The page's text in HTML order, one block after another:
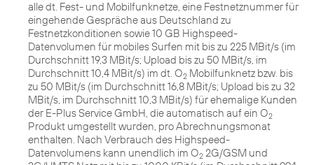
alle dt. Fest- und Mobilfunknetze, eine Festnetznummer für
eingehende Gespräche aus Deutschland zu
Festnetzkonditionen sowie 10 GB Highspeed-
Datenvolumen für mobiles Surfen mit bis zu 225 MBit/s (im
Durchschnitt 19,3 MBit/s; Upload bis zu 50 MBit/s, im
Durchschnitt 10,4 MBit/s) im dt. O2 Mobilfunknetz bzw. bis
zu 50 MBit/s (im Durchschnitt 16,8 MBit/s; Upload bis zu 32
MBit/s, im Durchschnitt 10,3 MBit/s) für ehemalige Kunden
der E-Plus Service GmbH, die automatisch auf ein O2
Produkt umgestellt wurden, pro Abrechnungsmonat
enthalten. Nach Verbrauch des Highspeed-
Datenvolumens kann unendlich im O2 2G/GSM und